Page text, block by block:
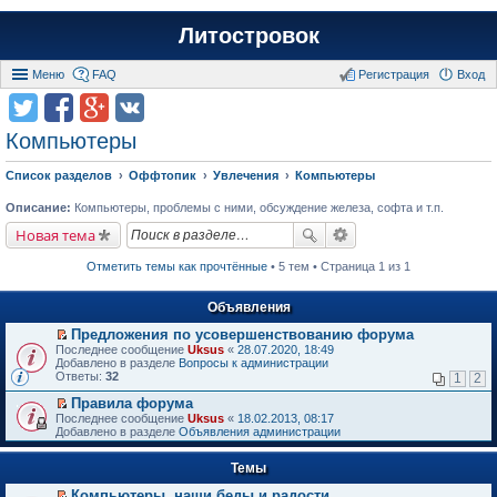
Литостровок
Меню FAQ Вход
Регистрация
Компьютеры
Список разделов Оффтопик Увлечения Компьютеры
Описание: Компьютеры, проблемы с ними, обсуждение железа, софта и т.п.
Новая тема
Отметить темы как прочтённые • 5 тем • Страница 1 из 1
Объявления
П
е
р
й
т
и
к
п
в
Предложения по усовершенствованию форума
Последнее сообщение Uksus « 28.07.2020, 18:49
Добавлено в разделе Вопросы к администрации
Ответы: 32 1 2
П
е
р
е
т
и
Правила форума
Последнее сообщение Uksus « 18.02.2013, 08:17
Добавлено в разделе Объявления администрации
Темы